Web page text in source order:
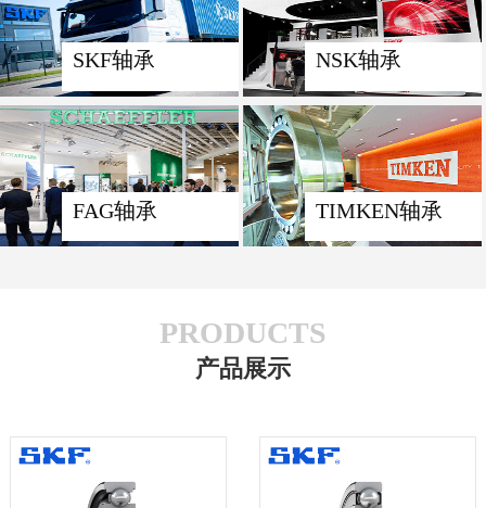
SKF轴承 NSK轴承
FAG轴承 TIMKEN轴承
PRODUCTS
产品展示